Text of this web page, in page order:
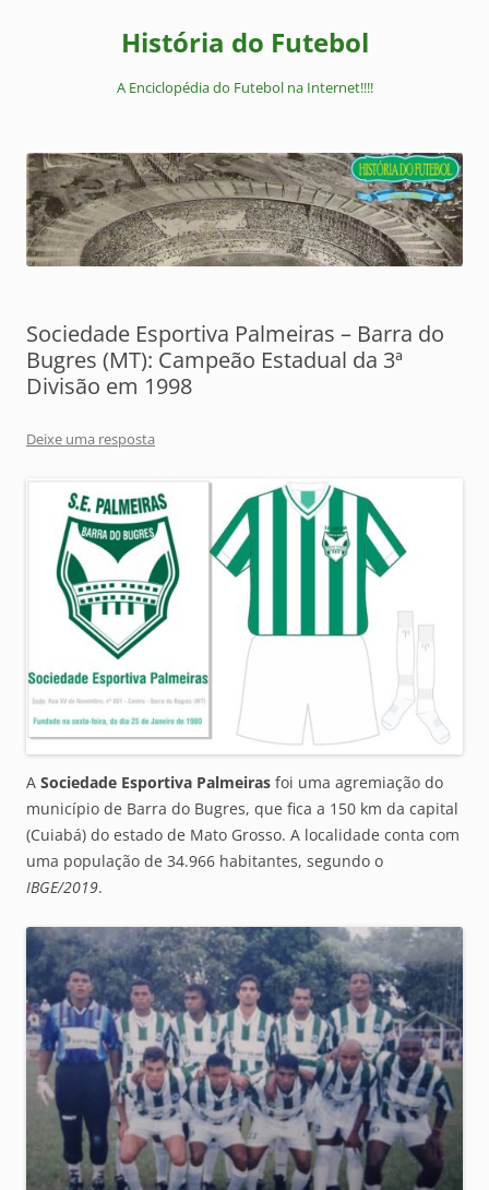
História do Futebol
A Enciclopédia do Futebol na Internet!!!!
Sociedade Esportiva Palmeiras – Barra do
Bugres (MT): Campeão Estadual da 3ª
Divisão em 1998
Deixe uma resposta
A Sociedade Esportiva Palmeiras foi uma agremiação do
município de Barra do Bugres, que fica a 150 km da capital
(Cuiabá) do estado de Mato Grosso. A localidade conta com
uma população de 34.966 habitantes, segundo o
IBGE/2019.